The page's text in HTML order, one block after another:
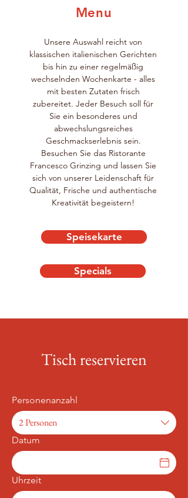
Menu
Unsere Auswahl reicht von
klassischen italienischen Gerichten
bis hin zu einer regelmäßig
wechselnden Wochenkarte - alles
mit besten Zutaten frisch
zubereitet. Jeder Besuch soll für
Sie ein besonderes und
abwechslungsreiches
Geschmackserlebnis sein.
Besuchen Sie das Ristorante
Francesco Grinzing und lassen Sie
sich von unserer Leidenschaft für
Qualität, Frische und authentische
Kreativität begeistern!
Speisekarte
Specials
Tisch reservieren
Personenanzahl
2 Personen
Datum
Uhrzeit